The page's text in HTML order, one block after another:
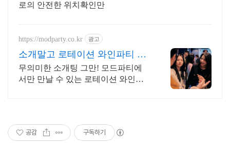
로의 안전한 위치확인만
https://modparty.co.kr 광고
소개말고 로테이션 와인파티 전
국에서 가장 핫한 와인파티
무의미한 소개팅 그만! 모드파티에
서만 만날 수 있는 로테이션 와인파
공감 구독하기